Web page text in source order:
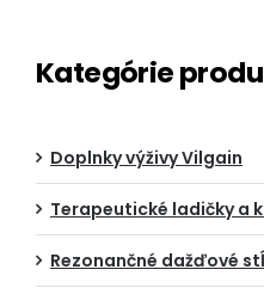
Kategórie
Doplnky výživy Vilgain
Terapeutické ladičky a
Rezonančné dažďové